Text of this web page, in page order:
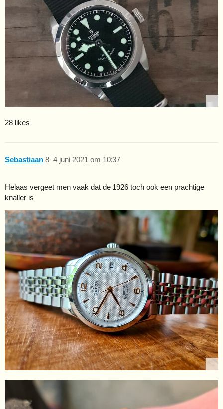
28 likes
Sebastiaan 4 juni 2021 om 10:37
8
Helaas vergeet men vaak dat de 1926 toch ook een prachtige
knaller is